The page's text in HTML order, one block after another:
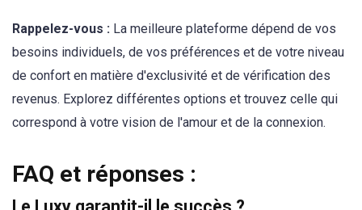
Rappelez-vous : La meilleure plateforme dépend de vos
besoins individuels, de vos préférences et de votre niveau
de confort en matière d'exclusivité et de vérification des
revenus. Explorez différentes options et trouvez celle qui
correspond à votre vision de l'amour et de la connexion.
FAQ et réponses :